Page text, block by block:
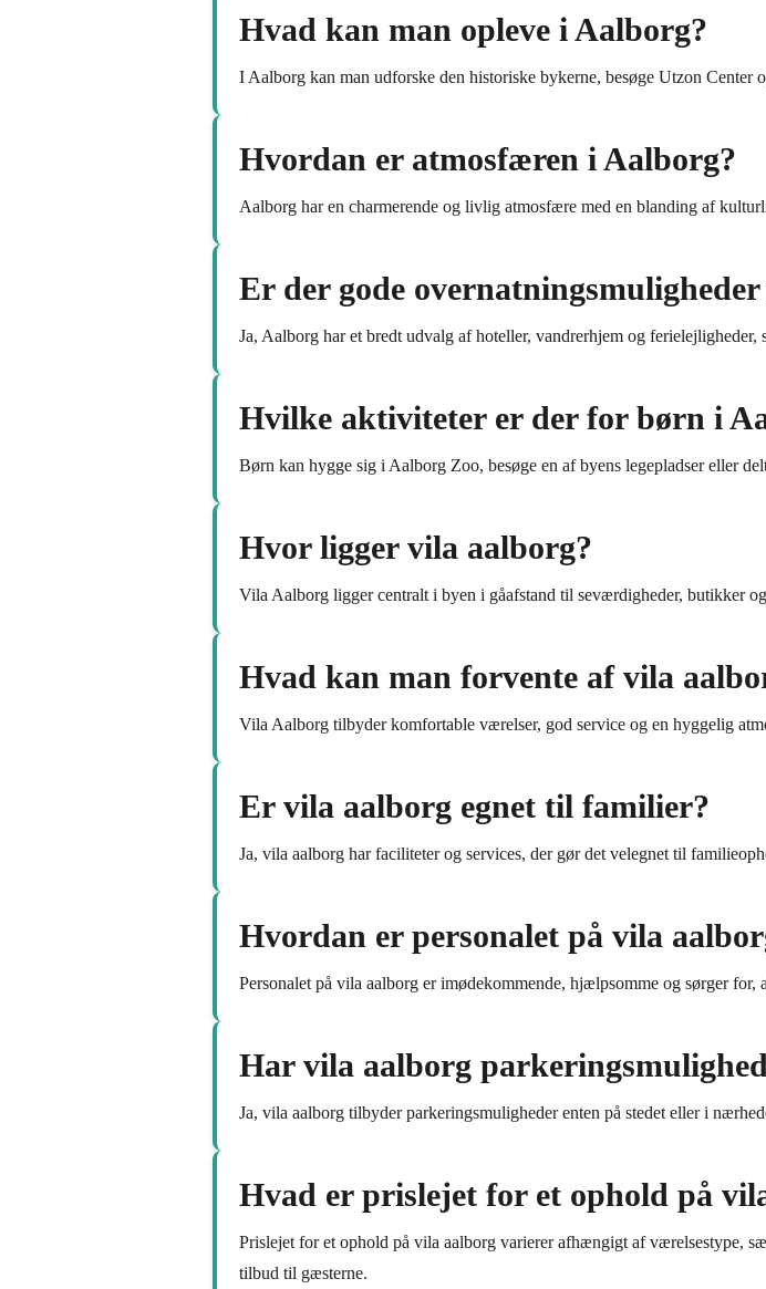
Hvad kan man opleve i Aalborg?
I Aalborg kan man udforske den historiske bykerne, besøge Utzon
Hvordan er atmosfæren i Aalborg?
Aalborg har en charmerende og livlig atmosfære med en blanding af
Er der gode
Ja, Aalborg har et bredt udvalg af hoteller, vandrerhjem og ferielejligheder,
Hvilke aktiviteter er der for børn i
Børn kan hygge sig i Aalborg Zoo, besøge en af byens legepladser eller
Hvor ligger vila aalborg?
Vila Aalborg ligger centralt i byen i gåafstand til seværdigheder, butikker og
Hvad kan man forvente af vila
Vila Aalborg tilbyder komfortable værelser, god service og en hyggelig
Er vila aalborg egnet til familier?
Ja, vila aalborg har faciliteter og services, der gør det velegnet til
Hvordan er personalet på vila
Personalet på vila aalborg er imødekommende, hjælpsomme og sørger
Har vila aalborg
Ja, vila aalborg tilbyder parkeringsmuligheder enten på stedet eller i
Hvad er prislejet for et ophold på
Prislejet for et ophold på vila aalborg varierer afhængigt af værelsestype,
tilbud til gæsterne.